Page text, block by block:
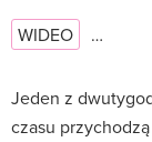
WIDEO …
Jeden z
czasu